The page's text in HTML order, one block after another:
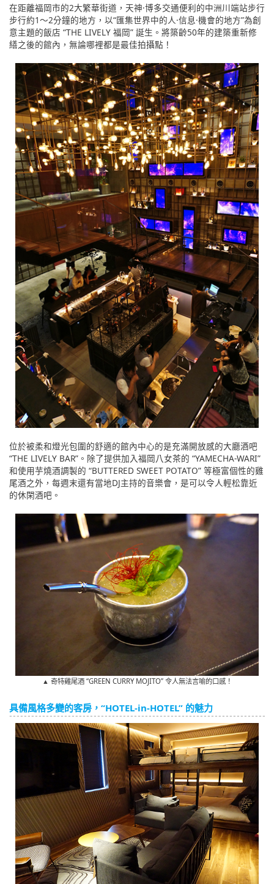
在距離福岡市的2大繁華街道，天神·博多交通便利的中洲川端站步行
步行約1～2分鐘的地方，以“匯集世界中的人·信息·機會的地方”為創
意主題的飯店 “THE LIVELY 福岡” 誕生。將築齡50年的建築重新修
繕之後的館內，無論哪裡都是最佳拍攝點！
位於被柔和燈光包圍的舒適的館內中心的是充滿開放感的大廳酒吧
“THE LIVELY BAR”。除了提供加入福岡八女茶的 “YAMECHA-WARI”
和使用芋燒酒調製的 “BUTTERED SWEET POTATO” 等極富個性的雞
尾酒之外，每週末還有當地DJ主持的音樂會，是可以令人輕松靠近
的休閑酒吧。
▲ 奇特雞尾酒 “GREEN CURRY MOJITO” 令人無法言喻的口感！
具備風格多變的客房，“HOTEL-in-HOTEL” 的魅力